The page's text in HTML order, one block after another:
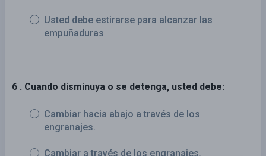
Usted debe estirarse para alcanzar las
empuñaduras
6 . Cuando disminuya o se detenga, usted debe:
Cambiar hacia abajo a través de los
engranajes.
Cambiar a través de los engranajes.